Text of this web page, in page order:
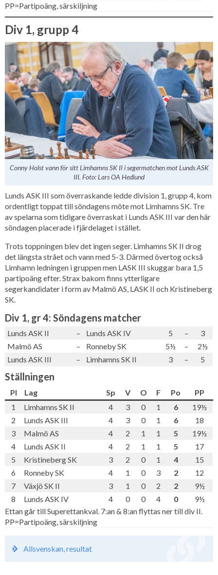
PP=Partipoäng, särskiljning
Div 1, grupp 4
Conny Holst vann för sitt Limhamns SK II i segermatchen mot Lunds ASK
III. Foto: Lars OA Hedlund
Lunds ASK III som överraskande ledde division 1, grupp 4, kom
ordentligt toppat till söndagens möte mot Limhamns SK. Tre
av spelarna som tidigare överraskat i Lunds ASK III var den här
söndagen placerade i fjärdelaget i stället.
Trots toppningen blev det ingen seger. Limhamns SK II drog
det längsta strået och vann med 5-3. Därmed övertog också
Limhamn ledningen i gruppen men LASK III skuggar bara 1,5
partipoäng efter. Strax bakom finns ytterligare
segerkandidater i form av Malmö AS, LASK II och Kristineberg
SK.
Div 1, gr 4: Söndagens matcher
Lunds ASK II – Lunds ASK IV 5 –
3
Malmö AS
– Ronneby SK 5½ –
2½
Lunds ASK III
– Limhamns SK II 3 – 5
Ställningen
Pl Lag Sp V O F Po
PP
1
Limhamns SK II 4 3 0 1 6
19½
2
Lunds ASK III 4 3 0 1 6
18
3
Malmö AS 4 2 1 1 5
19½
4
Lunds ASK II 4 2 1 1 5
17
5
Kristineberg SK 3 2 0 1 4
15
6
Ronneby SK 4 1 0 3 2
12
7
Växjö SK II 3 1 0 2 2
9½
8
Lunds ASK IV 4 0 0 4 0
9½
Ettan går till Superettankval. 7:an & 8:an flyttas ner till div II.
PP=Partipoäng, särskiljning
Allsvenskan, resultat